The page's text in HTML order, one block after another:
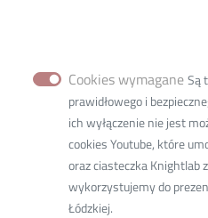
Cookies wymagane Są
prawidłowego i
ich wyłączenie nie jest
cookies Youtube, które
oraz ciasteczka Knightlab
wykorzystujemy do
Łódzkiej.
Deklaracja